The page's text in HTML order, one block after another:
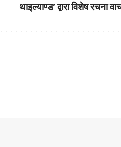
थाइल्याण्ड’ द्वारा विशेष रचना